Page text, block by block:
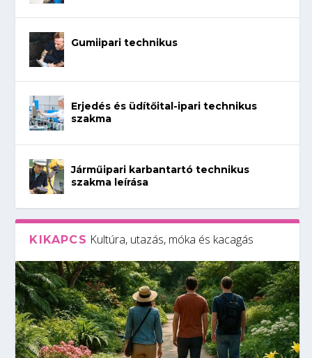
Gumiipari technikus
Erjedés és üdítőital-ipari technikus
szakma
Járműipari karbantartó technikus
szakma leírása
KIKAPCS Kultúra, utazás, móka és kacagás